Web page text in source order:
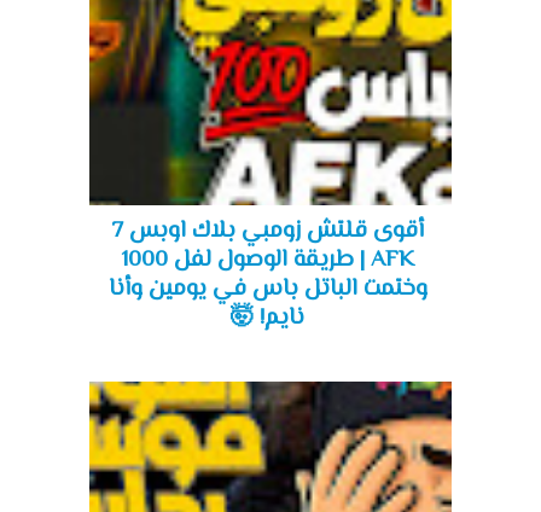
أقوى قلتش زومبي بلاك اوبس 7
AFK | طريقة الوصول لفل 1000
وختمت الباتل باس في يومين وأنا
نايم! 🤯